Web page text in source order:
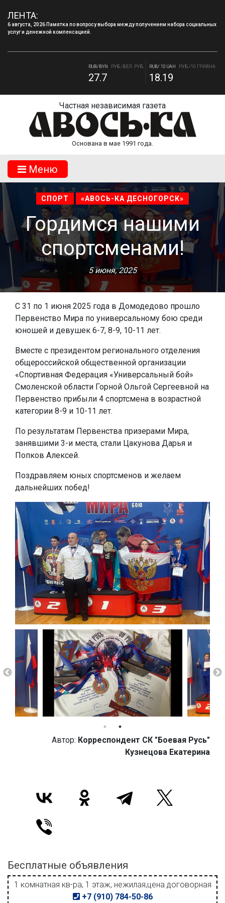
ЛЕНТА:
6 августа, 2026 Памятка по вопросу выбора между получением набора социальных
услуг и денежной компенсацией.
RUB/BYN РУБ./БЕЛ. РУБ.
27.7
RUB/ 10 UAH РУБ./10 ГРИВНА.
18.19
81.41 94.06
Частная независимая газета
Основана в мае 1991 года.
Mеню
СПОРТ «АВОСЬ-КА ДЕСНОГОРСК»
Гордимся нашими
спортсменами!
5 июня, 2025
С 31 по 1 июня 2025 года в Домодедово прошло
Первенство Мира по универсальному бою среди
юношей и девушек 6-7, 8-9, 10-11 лет.
Вместе с президентом регионального отделения
общероссийской общественной организации
«Спортивная Федерация «Универсальный бой»
Смоленской области Горной Ольгой Сергеевной на
Первенство прибыли 4 спортсмена в возрастной
категории 8-9 и 10-11 лет.
По результатам Первенства призерами Мира,
занявшими 3-и места, стали Цакунова Дарья и
Попков Алексей.
Поздравляем юных спортсменов и желаем
дальнейших побед!
Автор: Корреспондент СК "Боевая Русь"
Кузнецова Екатерина
Бесплатные объявления
1 комнатная кв-ра, 1 этаж, нежилая,цена договорная
+7 (910) 784-50-86